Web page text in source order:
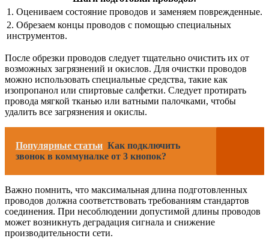
1. Оцениваем состояние проводов и заменяем поврежденные.
2. Обрезаем концы проводов с помощью специальных
инструментов.
После обрезки проводов следует тщательно очистить их от
возможных загрязнений и окислов. Для очистки проводов
можно использовать специальные средства, такие как
изопропанол или спиртовые салфетки. Следует протирать
провода мягкой тканью или ватными палочками, чтобы
удалить все загрязнения и окислы.
Популярные статьи Как подключить
звонок в коммуналке от 3 кнопок?
Важно помнить, что максимальная длина подготовленных
проводов должна соответствовать требованиям стандартов
соединения. При несоблюдении допустимой длины проводов
может возникнуть деградация сигнала и снижение
производительности сети.